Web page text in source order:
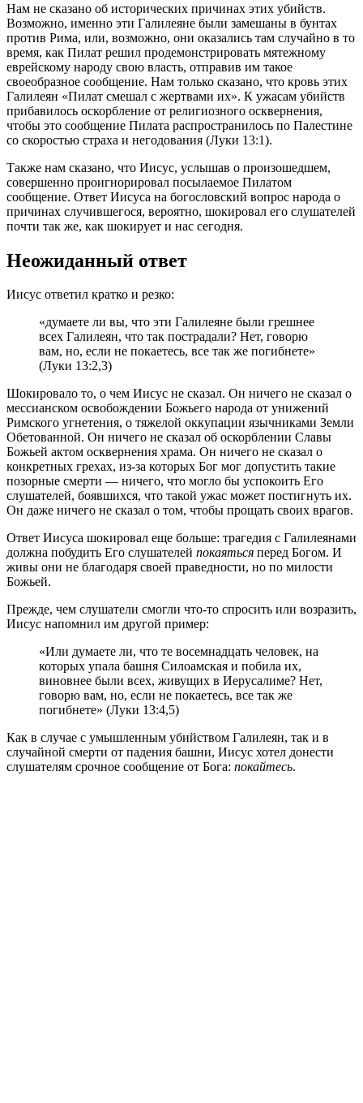
Нам не сказано об исторических причинах этих убийств.
Возможно, именно эти Галилеяне были замешаны в бунтах
против Рима, или, возможно, они оказались там случайно в то
время, как Пилат решил продемонстрировать мятежному
еврейскому народу свою власть, отправив им такое
своеобразное сообщение. Нам только сказано, что кровь этих
Галилеян «Пилат смешал с жертвами их». К ужасам убийств
прибавилось оскорбление от религиозного осквернения,
чтобы это сообщение Пилата распространилось по Палестине
со скоростью страха и негодования (Луки 13:1).
Также нам сказано, что Иисус, услышав о произошедшем,
совершенно проигнорировал посылаемое Пилатом
сообщение. Ответ Иисуса на богословский вопрос народа о
причинах случившегося, вероятно, шокировал его слушателей
почти так же, как шокирует и нас сегодня.
Неожиданный ответ
Иисус ответил кратко и резко:
«думаете ли вы, что эти Галилеяне были грешнее
всех Галилеян, что так пострадали? Нет, говорю
вам, но, если не покаетесь, все так же погибнете»
(Луки 13:2,3)
Шокировало то, о чем Иисус не сказал. Он ничего не сказал о
мессианском освобождении Божьего народа от унижений
Римского угнетения, о тяжелой оккупации язычниками Земли
Обетованной. Он ничего не сказал об оскорблении Славы
Божьей актом осквернения храма. Он ничего не сказал о
конкретных грехах, из-за которых Бог мог допустить такие
позорные смерти — ничего, что могло бы успокоить Его
слушателей, боявшихся, что такой ужас может постигнуть их.
Он даже ничего не сказал о том, чтобы прощать своих врагов.
Ответ Иисуса шокировал еще больше: трагедия с Галилеянами
должна побудить Его слушателей покаяться перед Богом. И
живы они не благодаря своей праведности, но по милости
Божьей.
Прежде, чем слушатели смогли что-то спросить или возразить,
Иисус напомнил им другой пример:
«Или думаете ли, что те восемнадцать человек, на
которых упала башня Силоамская и побила их,
виновнее были всех, живущих в Иерусалиме? Нет,
говорю вам, но, если не покаетесь, все так же
погибнете» (Луки 13:4,5)
Как в случае с умышленным убийством Галилеян, так и в
случайной смерти от падения башни, Иисус хотел донести
слушателям срочное сообщение от Бога: покайтесь.